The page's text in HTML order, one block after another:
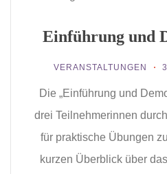
Einführung und
VERANSTALTUNGEN
Die „Einführung und
drei Teilnehmerinnen
für praktische Übungen
kurzen Überblick über